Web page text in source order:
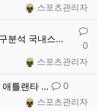
작성자스포츠관리자
석 국내스포…
댓글
0
작성자스포츠관리자
애틀랜타 … 댓글
0
작성자스포츠관리자